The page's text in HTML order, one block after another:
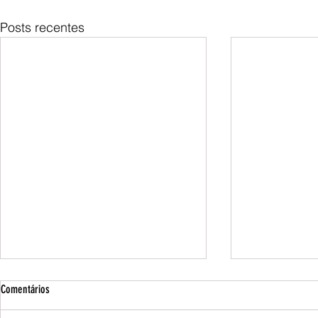
Posts recentes
Comentários